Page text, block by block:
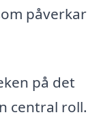
påverkar
på det
central roll.